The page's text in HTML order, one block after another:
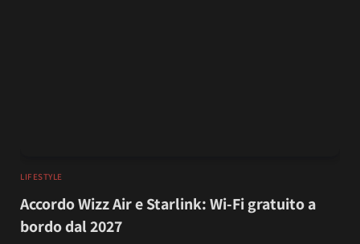
LIFESTYLE
Accordo Wizz Air e Starlink: Wi-Fi gratuito a
bordo dal 2027